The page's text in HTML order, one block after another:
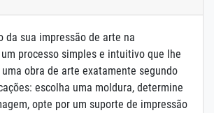
da sua impressão de arte na
processo simples e intuitivo que lhe
obra de arte exatamente segundo
escolha uma moldura, determine
opte por um suporte de impressão